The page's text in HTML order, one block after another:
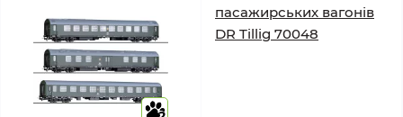
пасажирських вагонів
DR Tillig 70048